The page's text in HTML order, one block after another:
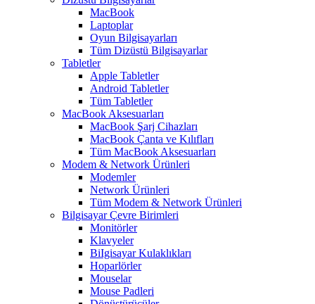
MacBook
Laptoplar
Oyun Bilgisayarları
Tüm Dizüstü Bilgisayarlar
Tabletler
Apple Tabletler
Android Tabletler
Tüm Tabletler
MacBook Aksesuarları
MacBook Şarj Cihazları
MacBook Çanta ve Kılıfları
Tüm MacBook Aksesuarları
Modem & Network Ürünleri
Modemler
Network Ürünleri
Tüm Modem & Network Ürünleri
Bilgisayar Çevre Birimleri
Monitörler
Klavyeler
BiIgisayar Kulaklıkları
Hoparlörler
Mouselar
Mouse Padleri